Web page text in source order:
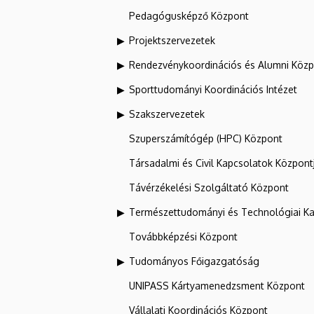
Pedagógusképző Központ
Projektszervezetek
Rendezvénykoordinációs és Alumni
Sporttudományi Koordinációs Intézet
Szakszervezetek
Szuperszámítógép (HPC) Központ
Társadalmi és Civil Kapcsolatok
Távérzékelési Szolgáltató Központ
Természettudományi és Technológiai
Továbbképzési Központ
Tudományos Főigazgatóság
UNIPASS Kártyamenedzsment Központ
Vállalati Koordinációs Központ